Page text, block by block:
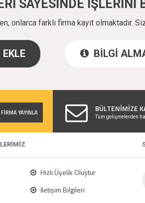
SAYESİNDE İŞLERİNİ
onlarca farklı firma kayıt olmaktadır.
BİLGİ
YAYINLA BÜLTENİMİZE
Tüm gelişmelerden
Hızlı Üyelik Oluştur
İletişim Bilgileri